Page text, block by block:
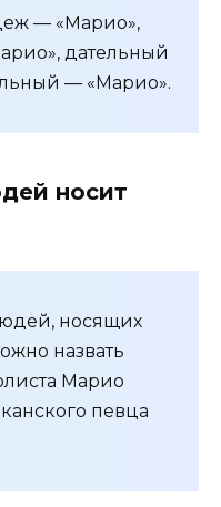
— «Марио»,
дательный
— «Марио».
носит
носящих
назвать
Марио
певца